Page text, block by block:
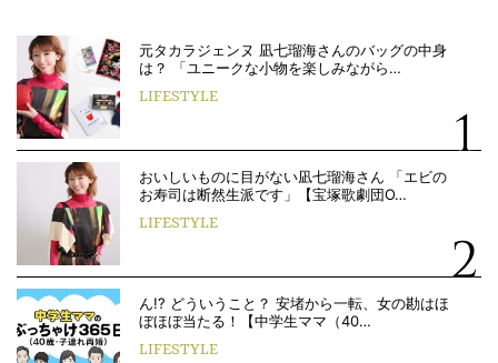
元タカラジェンヌ 凪七瑠海さんのバッグの中身
は？ 「ユニークな小物を楽しみながら…
LIFESTYLE
おいしいものに目がない凪七瑠海さん 「エビの
お寿司は断然生派です」【宝塚歌劇団O…
LIFESTYLE
ん!? どういうこと？ 安堵から一転、女の勘はほ
ぼほぼ当たる！【中学生ママ（40…
LIFESTYLE